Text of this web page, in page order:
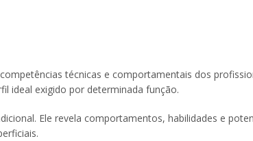
técnicas e comportamentais dos
ideal exigido por determinada função.
Ele revela comportamentos, habilidades e